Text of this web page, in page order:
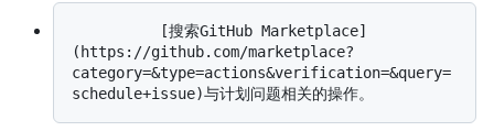
(https://github.com/marketplace?
category=&type=actions&verification=&query=